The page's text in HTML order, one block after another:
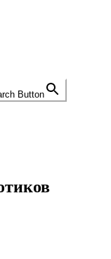
Button